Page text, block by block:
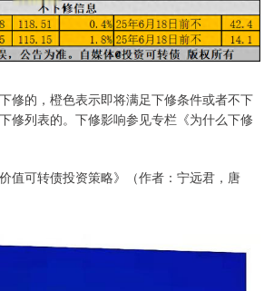
修的，橙色表示即将满足下修条件或者不下
修列表的。下修影响参见专栏《为什么下修
值可转债投资策略》（作者：宁远君，唐